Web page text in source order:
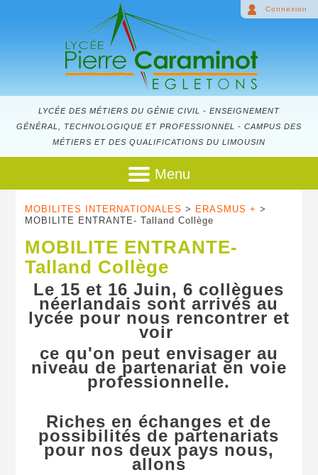
LYCÉE DES MÉTIERS DU GÉNIE CIVIL - ENSEIGNEMENT
GÉNÉRAL, TECHNOLOGIQUE ET PROFESSIONNEL - CAMPUS DES
MÉTIERS ET DES QUALIFICATIONS DU LIMOUSIN
Connexion
Menu
MOBILITES INTERNATIONALES > ERASMUS + >
MOBILITE ENTRANTE- Talland Collège
MOBILITE ENTRANTE-
Talland Collège
Le 15 et 16 Juin, 6 collègues
néerlandais sont arrivés au
lycée pour nous rencontrer et
voir
ce qu'on peut envisager au
niveau de partenariat en voie
professionnelle.
Riches en échanges et de
possibilités de partenariats
pour nos deux pays nous,
allons